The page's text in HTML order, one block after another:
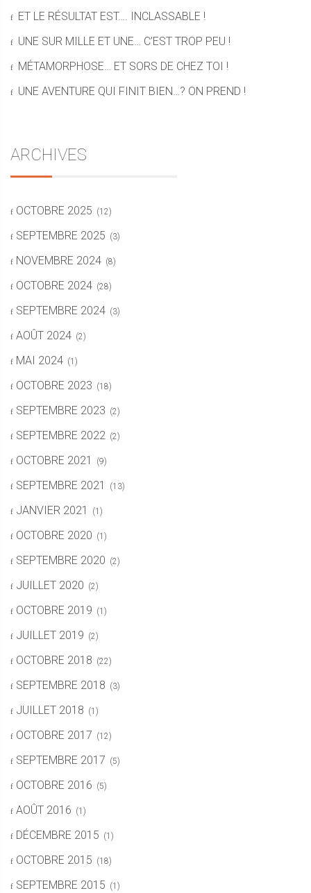
ET LE RÉSULTAT EST…. INCLASSABLE !
UNE SUR MILLE ET UNE… C’EST TROP PEU !
MÉTAMORPHOSE… ET SORS DE CHEZ TOI !
UNE AVENTURE QUI FINIT BIEN…? ON PREND !
ARCHIVES
OCTOBRE 2025 (12)
SEPTEMBRE 2025 (3)
NOVEMBRE 2024 (8)
OCTOBRE 2024 (28)
SEPTEMBRE 2024 (3)
AOÛT 2024 (2)
MAI 2024 (1)
OCTOBRE 2023 (18)
SEPTEMBRE 2023 (2)
SEPTEMBRE 2022 (2)
OCTOBRE 2021 (9)
SEPTEMBRE 2021 (13)
JANVIER 2021 (1)
OCTOBRE 2020 (1)
SEPTEMBRE 2020 (2)
JUILLET 2020 (2)
OCTOBRE 2019 (1)
JUILLET 2019 (2)
OCTOBRE 2018 (22)
SEPTEMBRE 2018 (3)
JUILLET 2018 (1)
OCTOBRE 2017 (12)
SEPTEMBRE 2017 (5)
OCTOBRE 2016 (5)
AOÛT 2016 (1)
DÉCEMBRE 2015 (1)
OCTOBRE 2015 (18)
SEPTEMBRE 2015 (1)